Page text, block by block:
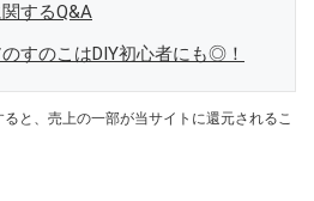
するQ&A
すのこはDIY初心者にも◎！
と、売上の一部が当サイトに還元されるこ